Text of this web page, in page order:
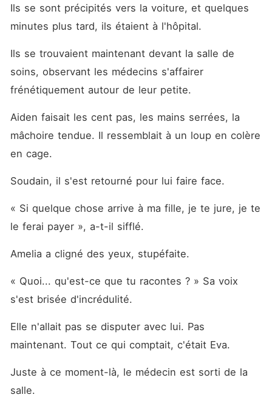
Ils se sont précipités vers la voiture, et quelques
minutes plus tard, ils étaient à l'hôpital.
Ils se trouvaient maintenant devant la salle de
soins, observant les médecins s'affairer
frénétiquement autour de leur petite.
Aiden faisait les cent pas, les mains serrées, la
mâchoire tendue. Il ressemblait à un loup en colère
en cage.
Soudain, il s'est retourné pour lui faire face.
« Si quelque chose arrive à ma fille, je te jure, je te
le ferai payer », a-t-il sifflé.
Amelia a cligné des yeux, stupéfaite.
« Quoi... qu'est-ce que tu racontes ? » Sa voix
s'est brisée d'incrédulité.
Elle n'allait pas se disputer avec lui. Pas
maintenant. Tout ce qui comptait, c'était Eva.
Juste à ce moment-là, le médecin est sorti de la
salle.